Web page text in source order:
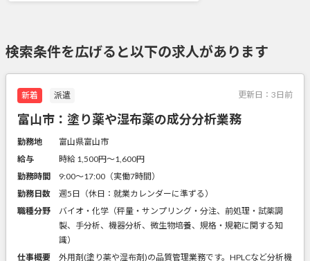
検索条件を広げると以下の求人があります
新着 派遣 更新日： 3日前
富山市：塗り薬や湿布薬の成分分析業務
勤務地
富山県富山市
給与
時給 1,500円〜1,600円
勤務時間
9:00～17:00（実働7時間）
勤務日数
週5日（休日：就業カレンダーに準ずる）
職種分野
バイオ・化学（秤量・サンプリング・分注、前処理・試薬調
製、手分析、機器分析、微生物培養、規格・規範に関する知
識）
仕事概要
外用剤(塗り薬や湿布剤)の品質管理業務です。HPLCなど分析機